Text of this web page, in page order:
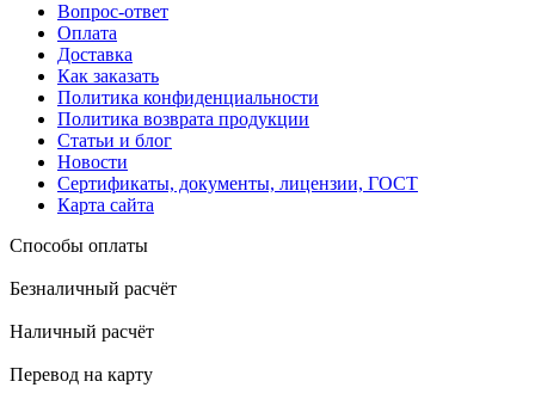
Вопрос-ответ
Оплата
Доставка
Как заказать
Политика конфиденциальности
Политика возврата продукции
Статьи и блог
Новости
Сертификаты, документы, лицензии, ГОСТ
Карта сайта
Способы оплаты
Безналичный расчёт
Наличный расчёт
Перевод на карту